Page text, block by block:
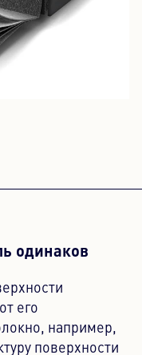
одинаков
его
например,
поверхности